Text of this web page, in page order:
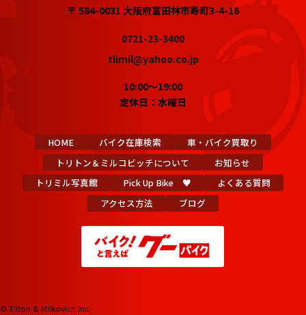
〒 584-0031 大阪府富田林市寿町3-4-16
0721-23-3400
tlimil@yahoo.co.jp
10:00～19:00
定休日：水曜日
HOME バイク在庫検索
車・バイク買取り
トリトン＆ミルコビッチについて
お知らせ
トリミル写真館
Pick Up Bike ♥
よくある質問
アクセス方法
ブログ
© Tliton & Milkovich Inc.